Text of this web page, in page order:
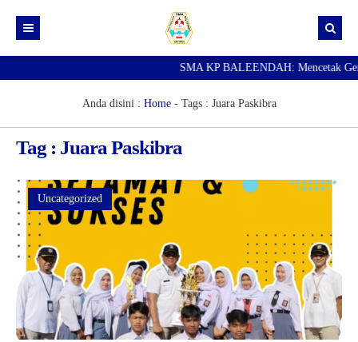
Data Guru
Portal Siswa
SPMB
SNBP
SMA KP BALEENDAH: Mencetak
Anda disini : Home- Tags : Juara Paskibra
Tag : Juara Paskibra
Uncategorized